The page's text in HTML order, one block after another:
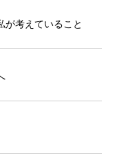
が考えていること